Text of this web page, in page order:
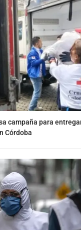
campaña para
Córdoba